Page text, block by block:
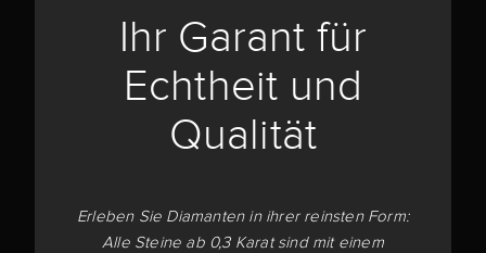
Ihr Garant für
Echtheit und
Qualität
Erleben Sie Diamanten in ihrer reinsten Form:
Alle Steine ab 0,3 Karat sind mit einem